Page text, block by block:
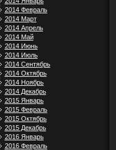
2014 Февраль
2014 Март
2014 Апрель
2014 Май
2014 Июнь
2014 Июль
2014 Сентябрь
2014 Октябрь
2014 Ноябрь
2014 Декабрь
2015 Январь
2015 Февраль
2015 Октябрь
2015 Декабрь
2016 Январь
2016 Февраль